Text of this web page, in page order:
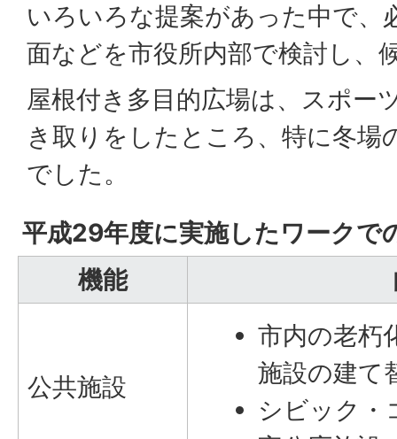
いろいろな提案があった中で、
面などを市役所内部で検討し、
屋根付き多目的広場は、スポー
き取りをしたところ、特に冬場
でした。
平成29年度に実施したワークで
機能
公共施設
市内の老朽
施設の建て
シビック・